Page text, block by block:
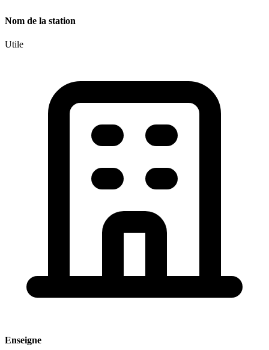
Nom de la station
Utile
Enseigne